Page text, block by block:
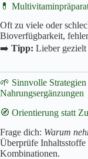
💊
Oft zu viele oder
Bioverfügbarkeit,
➡️ Tipp: Lieber
🌱 Sinnvolle
Nahrungsergänzungen
🧭 Orientierung statt
Frage dich: Warum
Überprüfe
Kombinationen.